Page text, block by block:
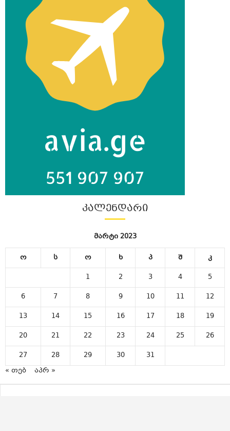
ᲙᲐᲚᲔᲜᲓᲐᲠᲘ
მარტი 2023
ო ს ო ხ პ შ
კ
1
2 3 4
5
6
7 8 9 10 11
12
13
14 15 16 17 18
19
20
21 22 23 24 25
26
27
28 29 30
31
« თებ
აპრ »